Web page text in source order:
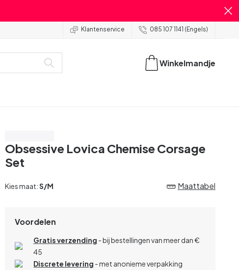
Klantenservice 085 107 1141 (Engels)
Winkelmandje
Obsessive Lovica Chemise Corsage
Set
Kies maat:S/M Maattabel
Voordelen
Gratis verzending - bij bestellingen van meer dan €
45
Discrete levering - met anonieme verpakking